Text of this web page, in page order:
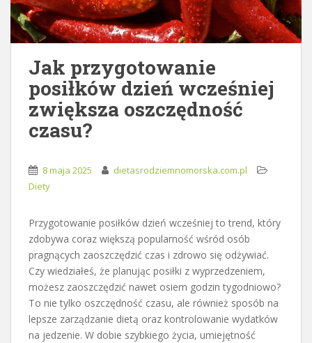
Jak przygotowanie
posiłków dzień wcześniej
zwiększa oszczędność
czasu?
8 maja 2025
dietasrodziemnomorska.com.pl
Diety
Przygotowanie posiłków dzień wcześniej to trend, który
zdobywa coraz większą popularność wśród osób
pragnących zaoszczędzić czas i zdrowo się odżywiać.
Czy wiedziałeś, że planując posiłki z wyprzedzeniem,
możesz zaoszczędzić nawet osiem godzin tygodniowo?
To nie tylko oszczędność czasu, ale również sposób na
lepsze zarządzanie dietą oraz kontrolowanie wydatków
na jedzenie. W dobie szybkiego życia, umiejętność